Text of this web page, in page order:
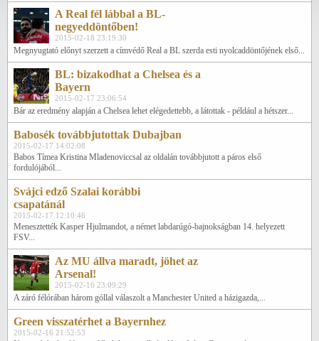
A Real fél lábbal a BL-
negyeddöntőben!
2015-02-18 23:19:30
Megnyugtató előnyt szerzett a címvédő Real a BL szerda esti nyolcaddöntőjének első...
BL: bizakodhat a Chelsea és a
Bayern
2015-02-17 23:06:54
Bár az eredmény alapján a Chelsea lehet elégedettebb, a látottak - például a hétszer...
Babosék továbbjutottak Dubajban
2015-02-17 14:02:08
Babos Tímea Kristina Mladenoviccsal az oldalán továbbjutott a páros első
fordulójából...
Svájci edző Szalai korábbi
csapatánál
2015-02-17 12:10:46
Menesztették Kasper Hjulmandot, a német labdarúgó-bajnokságban 14. helyezett
FSV...
Az MU állva maradt, jöhet az
Arsenal!
2015-02-16 23:09:29
A záró félórában három góllal válaszolt a Manchester United a házigazda,...
Green visszatérhet a Bayernhez
2015-02-16 21:52:53